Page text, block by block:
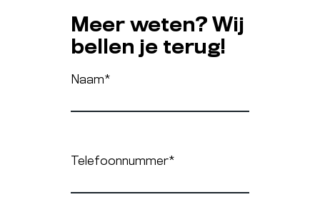
Meer weten? Wij
bellen je terug!
Naam*
Telefoonnummer*